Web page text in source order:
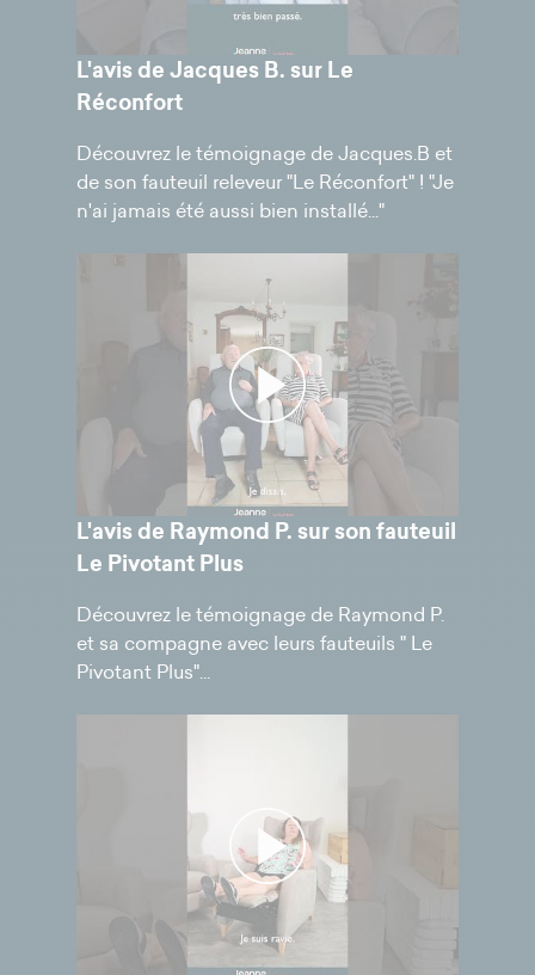
L'avis de Jacques B. sur Le
Réconfort
Découvrez le témoignage de Jacques.B et
de son fauteuil releveur "Le Réconfort" ! "Je
n'ai jamais été aussi bien installé..."
L'avis de Raymond P. sur son fauteuil
Le Pivotant Plus
Découvrez le témoignage de Raymond P.
et sa compagne avec leurs fauteuils " Le
Pivotant Plus"...